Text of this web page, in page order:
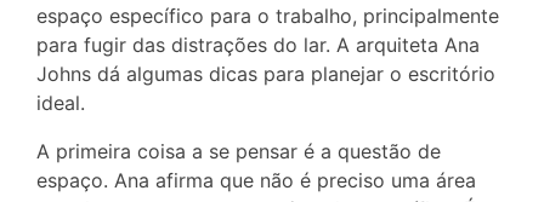
espaço específico para o trabalho, principalmente
para fugir das distrações do lar. A arquiteta Ana
Johns dá algumas dicas para planejar o escritório
ideal.
A primeira coisa a se pensar é a questão de
espaço. Ana afirma que não é preciso uma área